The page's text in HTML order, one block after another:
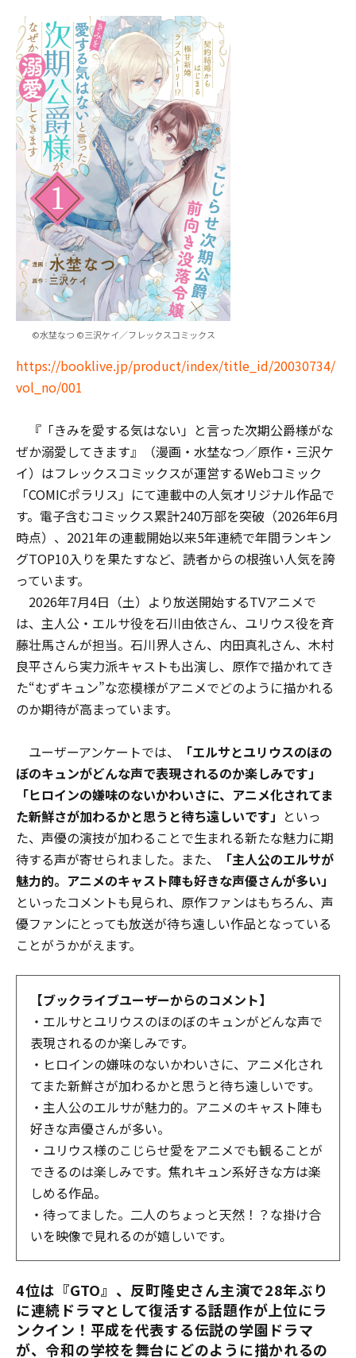
©水埜なつ ©三沢ケイ／フレックスコミックス
https://booklive.jp/product/index/title_id/20030734/
vol_no/001
『「きみを愛する気はない」と言った次期公爵様がな
ぜか溺愛してきます』（漫画・水埜なつ／原作・三沢ケ
イ）はフレックスコミックスが運営するWebコミック
「COMICポラリス」にて連載中の人気オリジナル作品で
す。電子含むコミックス累計240万部を突破（2026年6月
時点）、2021年の連載開始以来5年連続で年間ランキン
グTOP10入りを果たすなど、読者からの根強い人気を誇
っています。
2026年7月4日（土）より放送開始するTVアニメで
は、主人公・エルサ役を石川由依さん、ユリウス役を斉
藤壮馬さんが担当。石川界人さん、内田真礼さん、木村
良平さんら実力派キャストも出演し、原作で描かれてき
た“むずキュン”な恋模様がアニメでどのように描かれる
のか期待が高まっています。
ユーザーアンケートでは、
「エルサとユリウスのほの
ぼのキュンがどんな声で表現されるのか楽しみです」
「ヒロインの嫌味のないかわいさに、アニメ化されてま
た新鮮さが加わるかと思うと待ち遠しいです」 といっ
た、声優の演技が加わることで生まれる新たな魅力に期
待する声が寄せられました。また、
「主人公のエルサが
魅力的。アニメのキャスト陣も好きな声優さんが多い」
といったコメントも見られ、原作ファンはもちろん、声
優ファンにとっても放送が待ち遠しい作品となっている
ことがうかがえます。
【ブックライブユーザーからのコメント】
・エルサとユリウスのほのぼのキュンがどんな声で
表現されるのか楽しみです。
・ヒロインの嫌味のないかわいさに、アニメ化され
てまた新鮮さが加わるかと思うと待ち遠しいです。
・主人公のエルサが魅力的。アニメのキャスト陣も
好きな声優さんが多い。
・ユリウス様のこじらせ愛をアニメでも観ることが
できるのは楽しみです。焦れキュン系好きな方は楽
しめる作品。
・待ってました。二人のちょっと天然！？な掛け合
いを映像で見れるのが嬉しいです。
4位は『GTO』、反町隆史さん主演で28年ぶり
に連続ドラマとして復活する話題作が上位にラ
ンクイン！平成を代表する伝説の学園ドラマ
が、令和の学校を舞台にどのように描かれるの